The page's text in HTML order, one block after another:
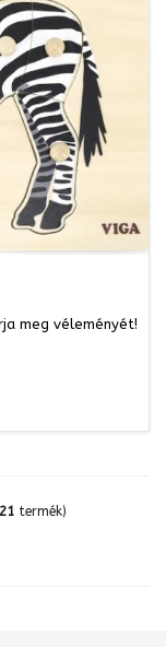
meg véleményét!
21 termék)
>>]